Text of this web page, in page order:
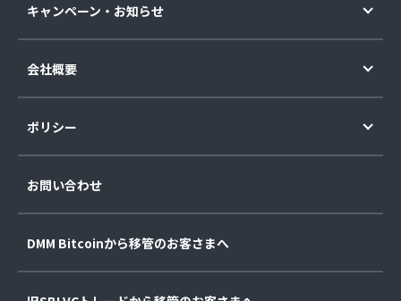
キャンペーン・お知らせ
会社概要
ポリシー
お問い合わせ
DMM Bitcoinから移管のお客さまへ